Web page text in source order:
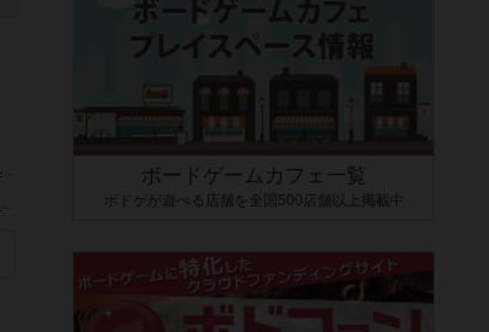
） ルダス・マグヌス・スタジオ（Ludus Magnus Studio）
ボードゲームカフェ一覧
ボドゲが遊べる店舗を全国500店舗以上掲載中